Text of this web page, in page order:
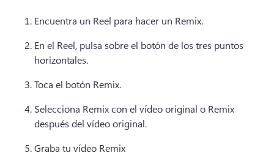
Encuentra un Reel para hacer un Remix.
En el Reel, pulsa sobre el botón de los tres puntos
horizontales.
Toca el botón Remix.
Selecciona Remix con el vídeo original o Remix
después del vídeo original.
Graba tu vídeo Remix